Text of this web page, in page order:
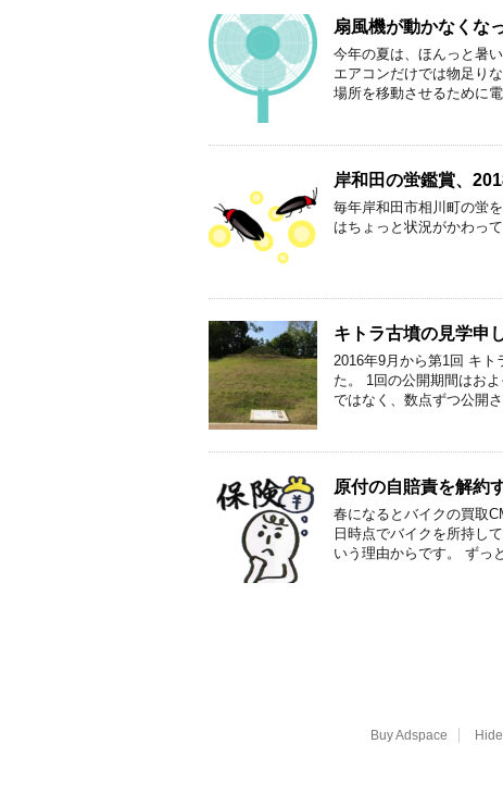
扇風機が動かなくな
今年の夏は、ほんっと暑
エアコンだけでは物足り
場所を移動させるために
岸和田の蛍鑑賞、
毎年岸和田市相川町の蛍
はちょっと状況がかわっ
キトラ古墳の見学申
2016年9月から第1回 キト
た。 1回の公開期間はお
ではなく、数点ずつ公開
原付の自賠責を解約
春になるとバイクの買取
日時点でバイクを所持し
いう理由からです。 ずっ
Buy Adspace